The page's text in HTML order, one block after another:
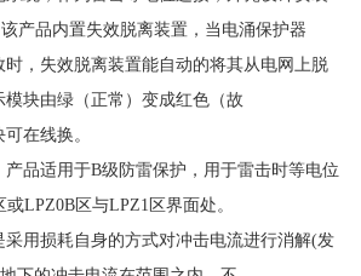
产品内置失效脱离装置，当电涌保护器
，失效脱离装置能自动的将其从电网上脱
块由绿（正常）变成红色（故
在线换。
产品适用于B级防雷保护，用于雷击时等电位
LPZ0B区与LPZ1区界面处。
用损耗自身的方式对冲击电流进行消解(发